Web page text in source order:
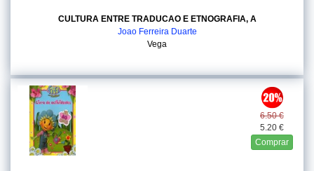
CULTURA ENTRE TRADUCAO E ETNOGRAFIA, A
Joao Ferreira Duarte
Vega
6.50 €
5.20 €
Comprar